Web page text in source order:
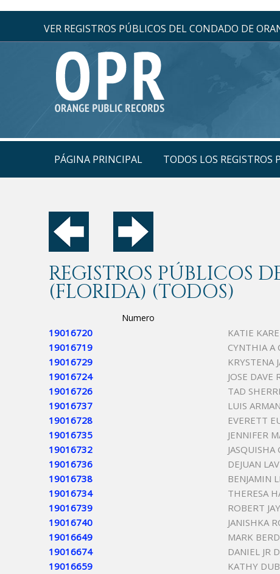
VER REGISTROS PÚBLICOS DEL CONDADO DE
PÁGINA PRINCIPAL TODOS LOS REGISTROS
REGISTROS PÚBLICOS
(FLORIDA) (TODOS)
Numero
19016720 KATIE
19016719
CYNTHIA A
19016729
KRYSTENA
19016724
JOSE DAVE
19016726
TAD
19016737
LUIS
19016728
EVERETT
19016735
JENNIFER
19016732
JASQUISHA
19016736
DEJUAN
19016738
BENJAMIN
19016734
THERESA
19016739
ROBERT
19016740
JANISHKA
19016649
MARK
19016674
DANIEL JR
19016659
KATHY